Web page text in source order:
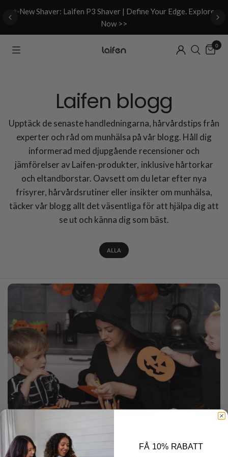
✨New Shaver: Laifen P3 Shaver | Define Your Edge. Explore
Now >>
0
Laifen blogg
Upptäck de senaste handledningarna, hårvårdstips från
experter och råd om munhälsa på vår blogg. Håll dig
informerad med djupgående recensioner och
jämförelser av Laifen-produkter, inklusive hårtorkar
och eltandborstar. Oavsett om du letar efter nya
frisyrer, hårvårdsrutiner eller insikter om munhälsa,
täcker vår blogg allt det väsentliga för att hjälpa dig att
se ut och känna dig som bäst.
ALLA
14 OKTOBER 2024
När är det Halloween? Allt duFÅ 10% RABATT